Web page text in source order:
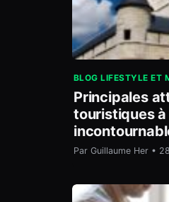
BLOG LIFESTYLE ET
Principales
touristiques à
Par Guillaume Her •